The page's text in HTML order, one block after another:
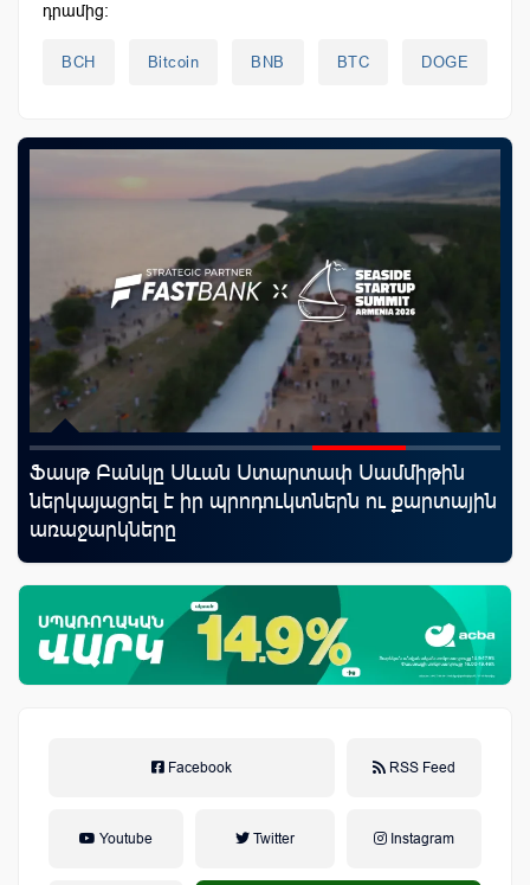
դրամից:
BCH Bitcoin BNB BTC DOGE
Ֆասթ Բանկը Սևան Ստարտափ Սամմիթին
ներկայացրել է իր պրոդուկտներն ու քարտային
առաջարկները
Facebook RSS Feed
Youtube Twitter Instagram